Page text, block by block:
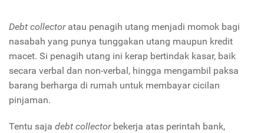
Debt collectoratau penagih utang menjadi momok bagi
nasabah yang punya tunggakan utang maupun kredit
macet. Si penagih utang ini kerap bertindak kasar, baik
secara verbal dan non-verbal, hingga mengambil paksa
barang berharga di rumah untuk membayar cicilan
pinjaman.
Tentu saja debt collectorbekerja atas perintah bank,